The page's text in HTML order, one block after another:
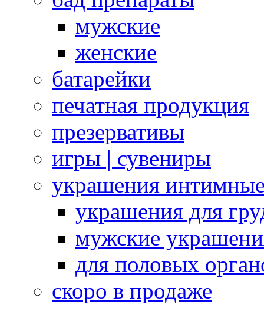
мужские
женские
батарейки
печатная продукция
презервативы
игры | сувениры
украшения
украшения для
мужские
для половых
скоро в продаже